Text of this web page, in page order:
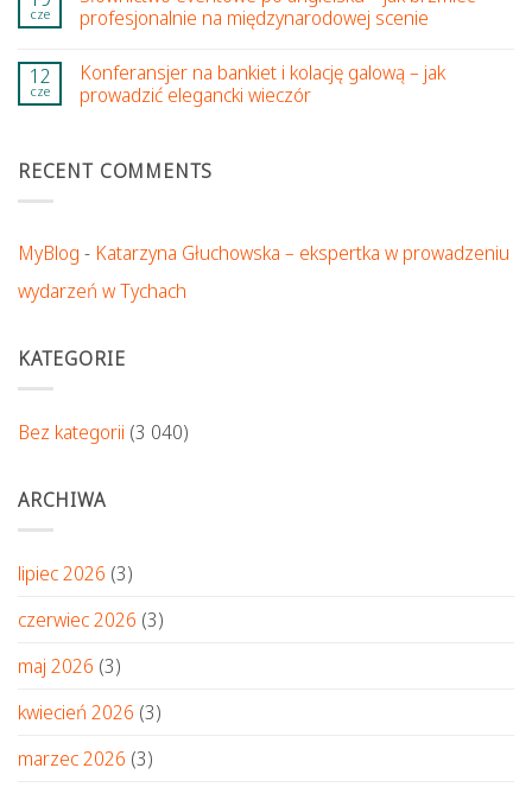
cze
profesjonalnie na międzynarodowej scenie
12
cze
Konferansjer na bankiet i kolację galową – jak
prowadzić elegancki wieczór
RECENT COMMENTS
MyBlog - Katarzyna Głuchowska – ekspertka w prowadzeniu
wydarzeń w Tychach
KATEGORIE
Bez kategorii (3 040)
ARCHIWA
lipiec 2026 (3)
czerwiec 2026 (3)
maj 2026 (3)
kwiecień 2026 (3)
marzec 2026 (3)